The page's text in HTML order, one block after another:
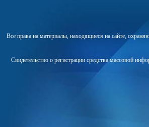
Все права на материалы, находящиеся на сайте,
Свидетельство о регистрации средства массовой